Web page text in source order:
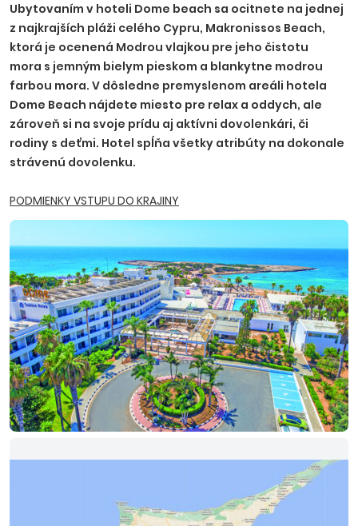
Ubytovaním v hoteli Dome beach sa ocitnete na jednej
z najkrajších pláži celého Cypru, Makronissos Beach,
ktorá je ocenená Modrou vlajkou pre jeho čistotu
mora s jemným bielym pieskom a blankytne modrou
farbou mora. V dôsledne premyslenom areáli hotela
Dome Beach nájdete miesto pre relax a oddych, ale
zároveň si na svoje prídu aj aktívni dovolenkári, či
rodiny s deťmi. Hotel spĺňa všetky atribúty na dokonale
strávenú dovolenku.
PODMIENKY VSTUPU DO KRAJINY